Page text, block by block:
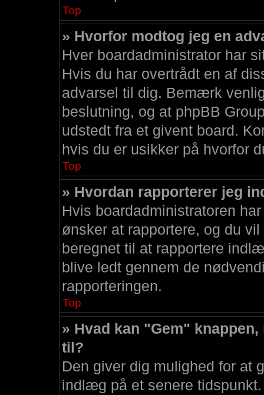
Top
» Hvorfor modtog jeg en
Hver boardadministrator har
Hvis du har overtrådt en af
advarsel til dig. Bemærk
beslutning, og at phpBB
udstedt fra et givent board.
hvis du er usikker på hvorfor
Top
» Hvordan rapporterer jeg
Hvis boardadministratoren
ønsker at rapportere, og du
beregnet til at rapportere
blive ledt gennem de
rapporteringen.
Top
» Hvad kan "Gem"
til?
Den giver dig mulighed for at
indlæg på et senere